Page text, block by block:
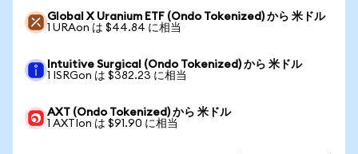
Global X Uranium ETF (Ondo Tokenized) から 米ドル
1 URAon は $44.84 に相当
Intuitive Surgical (Ondo Tokenized) から 米ドル
1 ISRGon は $382.23 に相当
AXT (Ondo Tokenized) から 米ドル
1 AXTIon は $91.90 に相当